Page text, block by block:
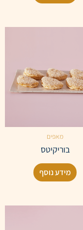
מאפים
בוריקיטס
מידע נוסף